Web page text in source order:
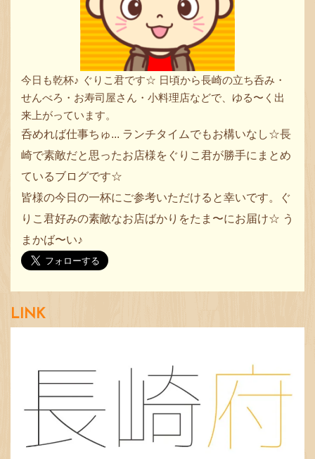
今日も乾杯♪ ぐりこ君です☆ 日頃から長崎の立ち呑み・
せんべろ・お寿司屋さん・小料理店などで、ゆる〜く出
来上がっています。
呑めれば仕事ちゅ... ランチタイムでもお構いなし☆長
崎で素敵だと思ったお店様をぐりこ君が勝手にまとめ
ているブログです☆
皆様の今日の一杯にご参考いただけると幸いです。ぐ
りこ君好みの素敵なお店ばかりをたま〜にお届け☆ う
まかば〜い♪
LINK